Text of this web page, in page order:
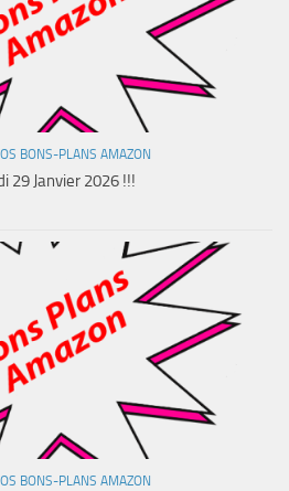
BONS-PLANS AMAZON
29 Janvier 2026 !!!
BONS-PLANS AMAZON